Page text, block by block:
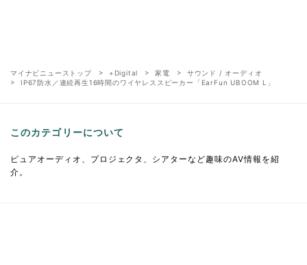
マイナビニューストップ +Digital 家電
サウンド / オーディオ
IP67防水／連続再生16時間のワイヤレススピーカー「EarFun UBOOM L」
このカテゴリーについて
ピュアオーディオ、プロジェクタ、シアターなど趣味のAV情報を紹
介。